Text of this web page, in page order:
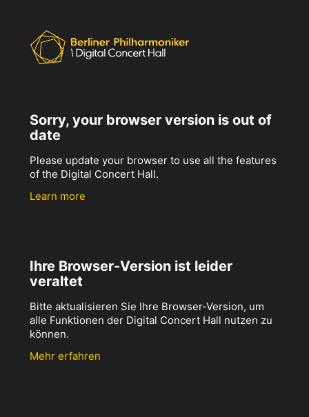
Sorry, your browser version is out of
date
Please update your browser to use all the features
of the Digital Concert Hall.
Learn more
Ihre Browser-Version ist leider
veraltet
Bitte aktualisieren Sie Ihre Browser-Version, um
alle Funktionen der Digital Concert Hall nutzen zu
können.
Mehr erfahren